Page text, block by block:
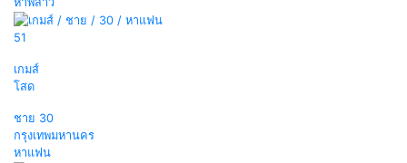
51
เกมส์
โสด
ชาย 30
กรุงเทพมหานคร
หาแฟน